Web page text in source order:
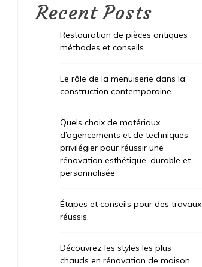
Recent Posts
Restauration de pièces antiques :
méthodes et conseils
Le rôle de la menuiserie dans la
construction contemporaine
Quels choix de matériaux,
d’agencements et de techniques
privilégier pour réussir une
rénovation esthétique, durable et
personnalisée
Étapes et conseils pour des travaux
réussis.
Découvrez les styles les plus
chauds en rénovation de maison